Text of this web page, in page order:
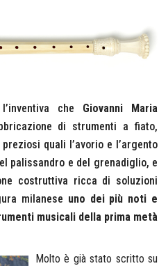
che Giovanni Maria
di strumenti a fiato,
quali l’avorio e l’argento
palissandro e del grenadiglio, e
costruttiva ricca di soluzioni
milanese uno dei più noti e
musicali della prima metà
Molto è già stato scritto su